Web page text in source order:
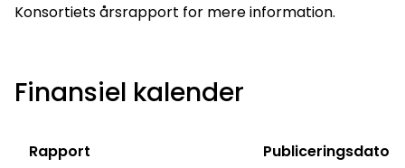
Konsortiets årsrapport for mere information.
Finansiel kalender
Rapport Publiceringsdato